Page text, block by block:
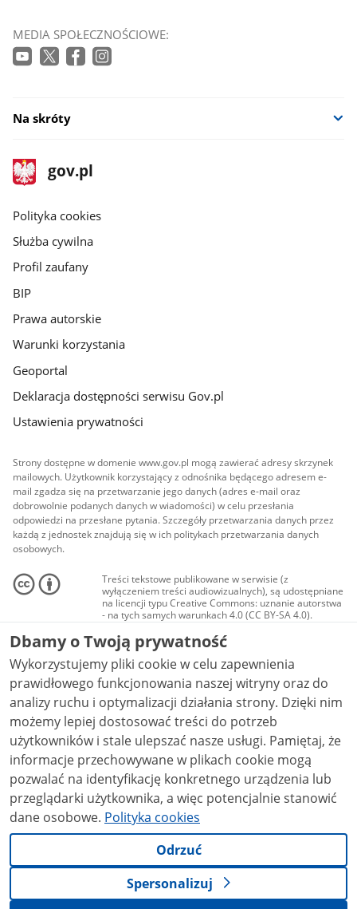
MEDIA SPOŁECZNOŚCIOWE:
Na skróty
stopka
gov.pl
Strona
gov.pl
gov.pl
Polityka cookies
Służba cywilna
Profil zaufany
BIP
Prawa autorskie
Warunki korzystania
Geoportal
Deklaracja dostępności serwisu Gov.pl
Ustawienia prywatności
Strony dostępne w domenie www.gov.pl mogą zawierać adresy skrzynek
mailowych. Użytkownik korzystający z odnośnika będącego adresem e-
mail zgadza się na przetwarzanie jego danych (adres e-mail oraz
dobrowolnie podanych danych w wiadomości) w celu przesłania
odpowiedzi na przesłane pytania. Szczegóły przetwarzania danych przez
każdą z jednostek znajdują się w ich politykach przetwarzania danych
osobowych.
Treści tekstowe publikowane w serwisie (z
wyłączeniem treści audiowizualnych), są udostępniane
na licencji typu Creative Commons: uznanie autorstwa
- na tych samych warunkach 4.0 (CC BY-SA 4.0).
Materiały audiowizualne, w tym zdjęcia, materiały
audio i wideo, są udostępniane na licencji typu
Creative Commons: uznanie autorstwa użycie
niekomercyjne - bez utworów zależnych 4.0 (CC BY-
NC-ND 4.0), o ile nie jest to stwierdzone inaczej.
Dbamy o Twoją prywatność
Wykorzystujemy pliki cookie w celu zapewnienia
prawidłowego funkcjonowania naszej witryny oraz do
analizy ruchu i optymalizacji działania strony. Dzięki nim
możemy lepiej dostosować treści do potrzeb
użytkowników i stale ulepszać nasze usługi. Pamiętaj, że
informacje przechowywane w plikach cookie mogą
pozwalać na identyfikację konkretnego urządzenia lub
przeglądarki użytkownika, a więc potencjalnie stanowić
dane osobowe. Polityka cookies
Odrzuć
Spersonalizuj